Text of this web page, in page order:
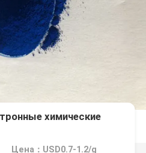
химические
Цена：USD0.7-1.2/g